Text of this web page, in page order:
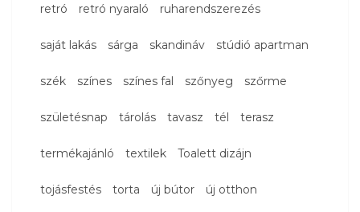
retró retró nyaraló ruharendszerezés
saját lakás sárga skandináv stúdió apartman
szék színes színes fal szőnyeg szőrme
születésnap tárolás tavasz tél terasz
termékajánló textilek Toalett dizájn
tojásfestés torta új bútor új otthon